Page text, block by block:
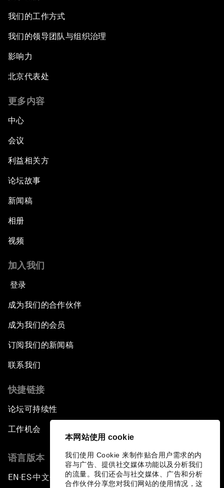
本网站使用 cookie
我们使用 Cookie 来制作贴合用户需求的内
容与广告、提供社交媒体功能以及分析我们
的流量。我们还会与社交媒体、广告和分析
合作伙伴分享您对我们网站的使用情况，这
我们的工作方式
我们的领导团队与组织治理
影响力
北京代表处
更多内容
中心
会议
利益相关方
论坛故事
新闻稿
相册
视频
加入我们
登录
成为我们的合作伙伴
成为我们的会员
订阅我们的新闻稿
联系我们
快捷链接
论坛可持续性
工作机会
语言版本
EN ▪ ES▪中文▪ 日本語